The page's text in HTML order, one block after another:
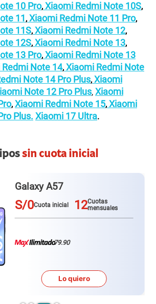
10 Pro, Xiaomi Redmi Note 10S,
11 , Xiaomi Redmi Note 11 Pro,
11S, Xiaomi Redmi Note 12,
12S, Xiaomi Redmi Note 13,
13 Pro, Xiaomi Redmi Note 13
Note 14, Xiaomi Redmi Note
Note 14 Pro Plus, Xiaomi
Note 12 Pro Plus, Xiaomi
, Xiaomi Redmi Note 15, Xiaomi
Plus. Xiaomi 17 Ultra.
sin cuota inicial
Galaxy A57
S/0Cuota inicial 12Cuotas
mensuales
79.90
Lo quiero